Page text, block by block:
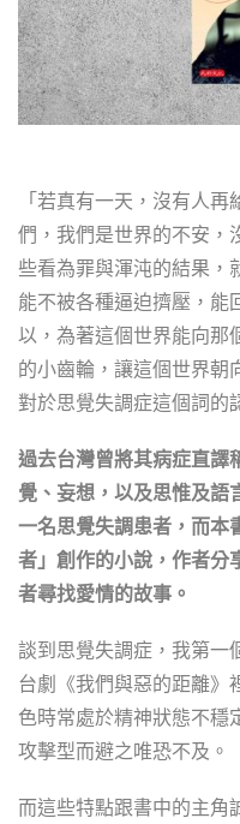
「若真有一天，沒有人
們，我們是世界的不安，
些看為罪與渾沌的結果，
能不被各種逼迫擠壓，能
以，為著這個世界能向那
的小齒輪，讓這個世界朝
對於思覺失調症這個詞的
過去台灣曾將其病症直譯
覺、妄想，以及思惟及語
一名思覺失調患者，而本
者」創作的小說，作者分
者尋找愛情的故事。
談到思覺失調症，我第一
台劇《我們與惡的距離》
色時常處於精神狀態不穩
攻擊型而避之唯恐不及。
而這些特點跟書中的主角